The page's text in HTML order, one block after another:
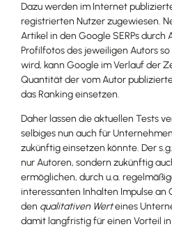
Dazu werden im Internet
registrierten Nutzer zugewiesen.
Artikel in den Google SERPs
Profilfotos des jeweiligen Autors
wird, kann Google im Verlauf der
Quantität der vom Autor
das Ranking einsetzen.
Daher lassen die aktuellen Tests
selbiges nun auch für
zukünftig einsetzen könnte. Der s.g.
nur Autoren, sondern zukünftig
ermöglichen, durch u.a.
interessanten Inhalten Impulse an
den qualitativen Werteines
damit langfristig für einen Vorteil